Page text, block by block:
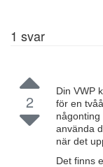
1 svar
2
Din VWP
för en
använda
när det
Det finns